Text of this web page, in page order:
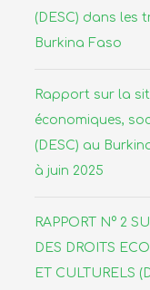
(DESC) dans les
Burkina Faso
Rapport sur la
économiques,
(DESC) au
à juin 2025
RAPPORT N° 2
DES DROITS
ET CULTURELS